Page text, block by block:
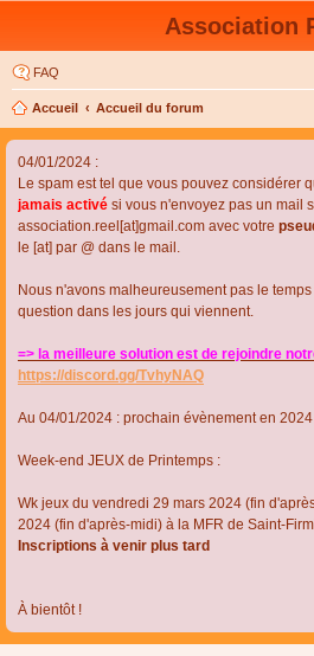
Association
FAQ
Accueil Accueil du forum
04/01/2024 :
Le spam est tel que vous pouvez considérer
jamais activé si vous n'envoyez pas un mail
association.reel[at]gmail.com avec votre
le [at] par @ dans le mail.
Nous n'avons malheureusement pas le
question dans les jours qui viennent.
=> la meilleure solution est de rejoindre
https://discord.gg/TvhyNAQ
Au 04/01/2024 : prochain évènement en 2024
Week-end JEUX de Printemps :
Wk jeux du vendredi 29 mars 2024 (fin
2024 (fin d'après-midi) à la MFR de Saint-
Inscriptions à venir plus tard
À bientôt !